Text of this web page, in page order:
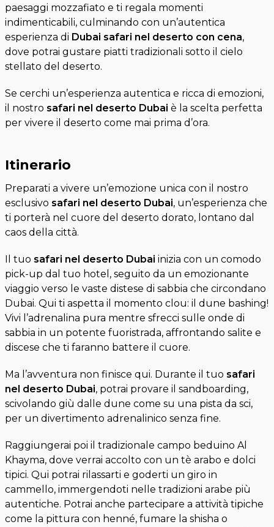
paesaggi mozzafiato e ti regala momenti
indimenticabili, culminando con un’autentica
esperienza di Dubai safari nel deserto con cena,
dove potrai gustare piatti tradizionali sotto il cielo
stellato del deserto.
Se cerchi un’esperienza autentica e ricca di emozioni,
il nostro safari nel deserto Dubai è la scelta perfetta
per vivere il deserto come mai prima d’ora.
Itinerario
Preparati a vivere un’emozione unica con il nostro
esclusivo safari nel deserto Dubai, un’esperienza che
ti porterà nel cuore del deserto dorato, lontano dal
caos della città.
Il tuo safari nel deserto Dubai inizia con un comodo
pick-up dal tuo hotel, seguito da un emozionante
viaggio verso le vaste distese di sabbia che circondano
Dubai. Qui ti aspetta il momento clou: il dune bashing!
Vivi l’adrenalina pura mentre sfrecci sulle onde di
sabbia in un potente fuoristrada, affrontando salite e
discese che ti faranno battere il cuore.
Ma l’avventura non finisce qui. Durante il tuo safari
nel deserto Dubai, potrai provare il sandboarding,
scivolando giù dalle dune come su una pista da sci,
per un divertimento adrenalinico senza fine.
Raggiungerai poi il tradizionale campo beduino Al
Khayma, dove verrai accolto con un tè arabo e dolci
tipici. Qui potrai rilassarti e goderti un giro in
cammello, immergendoti nelle tradizioni arabe più
autentiche. Potrai anche partecipare a attività tipiche
come la pittura con henné, fumare la shisha o